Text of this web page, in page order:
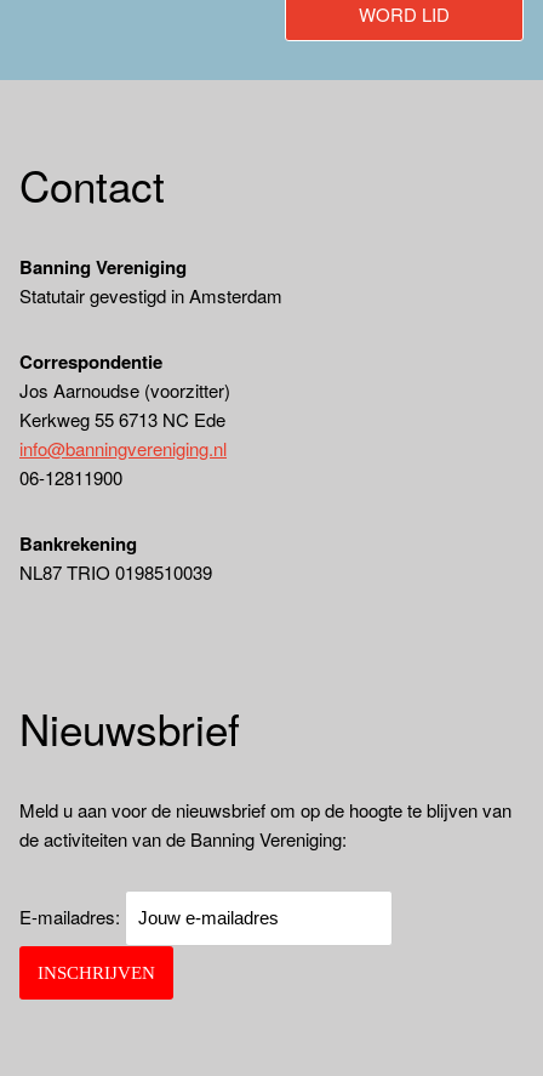
WORD LID
Contact
Banning Vereniging
Statutair gevestigd in Amsterdam
Correspondentie
Jos Aarnoudse (voorzitter)
Kerkweg 55 6713 NC Ede
info@banningvereniging.nl
06-12811900
Bankrekening
NL87 TRIO 0198510039
Nieuwsbrief
Meld u aan voor de nieuwsbrief om op de hoogte te blijven van
de activiteiten van de Banning Vereniging:
E-mailadres: